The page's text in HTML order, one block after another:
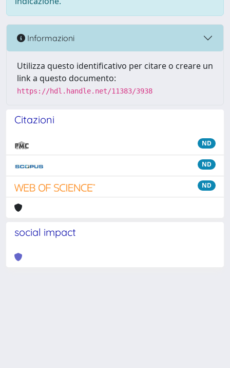
Informazioni
Utilizza questo identificativo per citare o creare un
link a questo documento:
https://hdl.handle.net/11383/3938
Citazioni
ND
ND
ND
social impact